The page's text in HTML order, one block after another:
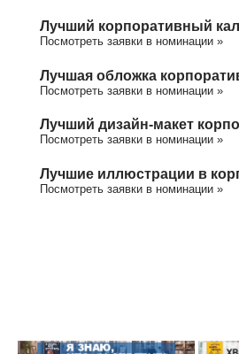
Лучший корпоративный
Посмотреть заявки в номинации »
Лучшая обложка
Посмотреть заявки в номинации »
Лучший дизайн-макет
Посмотреть заявки в номинации »
Лучшие иллюстрации в
Посмотреть заявки в номинации »